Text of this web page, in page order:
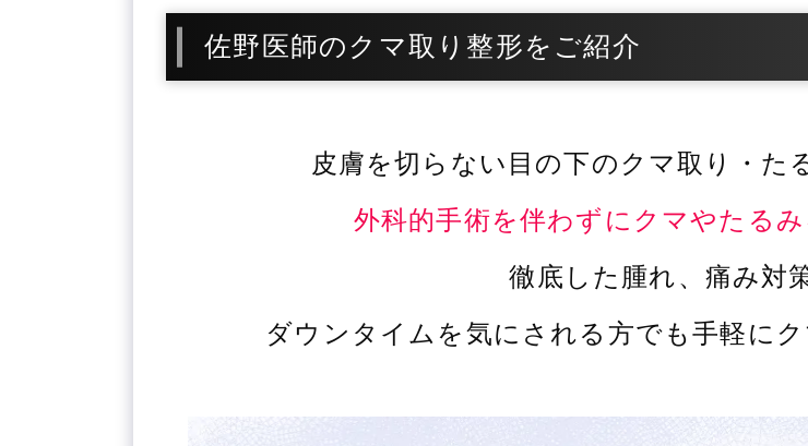
佐野医師のクマ取り整形をご紹介
皮膚を切らない目の下のクマ取り・た
外科的手術を伴わずにクマやたる
徹底した腫れ、痛み対
ダウンタイムを気にされる方でも手軽に